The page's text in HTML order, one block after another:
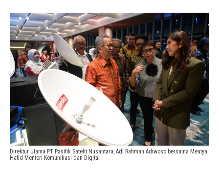
Direktur Utama PT Pasifik Satelit Nusantara, Adi Rahman Adiwoso bersama Meutya
Hafid Menteri Komunikasi dan Digital